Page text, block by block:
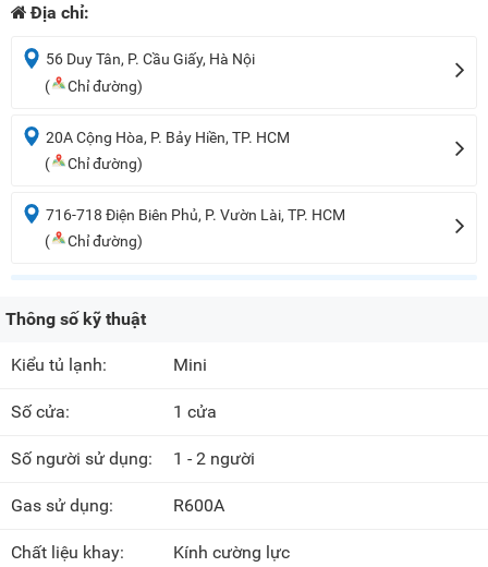
Địa chỉ:
56 Duy Tân, P. Cầu Giấy, Hà Nội
(
Chỉ đường)
20A Cộng Hòa, P. Bảy Hiền, TP. HCM
(
Chỉ đường)
716-718 Điện Biên Phủ, P. Vườn Lài, TP. HCM
(
Chỉ đường)
Thông số kỹ thuật
Kiểu tủ lạnh: Mini
Số cửa: 1 cửa
Số người sử dụng: 1 - 2 người
Gas sử dụng: R600A
Chất liệu khay: Kính cường lực